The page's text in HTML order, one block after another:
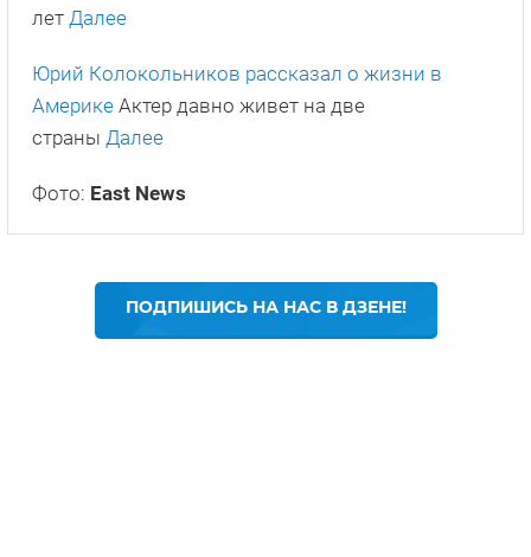
лет Далее
Юрий Колокольников рассказал о жизни в
Америке Актер давно живет на две
страны Далее
Фото: East News
ПОДПИШИСЬ НА НАС В ДЗЕНЕ!